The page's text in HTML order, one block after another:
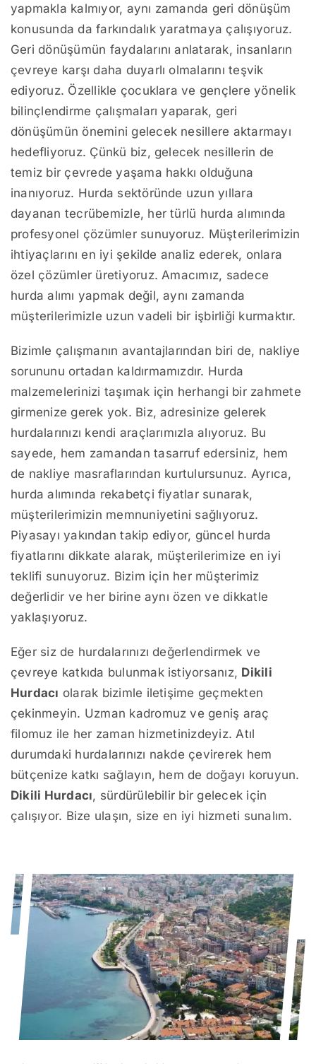
yapmakla kalmıyor, aynı zamanda geri dönüşüm
konusunda da farkındalık yaratmaya çalışıyoruz.
Geri dönüşümün faydalarını anlatarak, insanların
çevreye karşı daha duyarlı olmalarını teşvik
ediyoruz. Özellikle çocuklara ve gençlere yönelik
bilinçlendirme çalışmaları yaparak, geri
dönüşümün önemini gelecek nesillere aktarmayı
hedefliyoruz. Çünkü biz, gelecek nesillerin de
temiz bir çevrede yaşama hakkı olduğuna
inanıyoruz. Hurda sektöründe uzun yıllara
dayanan tecrübemizle, her türlü hurda alımında
profesyonel çözümler sunuyoruz. Müşterilerimizin
ihtiyaçlarını en iyi şekilde analiz ederek, onlara
özel çözümler üretiyoruz. Amacımız, sadece
hurda alımı yapmak değil, aynı zamanda
müşterilerimizle uzun vadeli bir işbirliği kurmaktır.
Bizimle çalışmanın avantajlarından biri de, nakliye
sorununu ortadan kaldırmamızdır. Hurda
malzemelerinizi taşımak için herhangi bir zahmete
girmenize gerek yok. Biz, adresinize gelerek
hurdalarınızı kendi araçlarımızla alıyoruz. Bu
sayede, hem zamandan tasarruf edersiniz, hem
de nakliye masraflarından kurtulursunuz. Ayrıca,
hurda alımında rekabetçi fiyatlar sunarak,
müşterilerimizin memnuniyetini sağlıyoruz.
Piyasayı yakından takip ediyor, güncel hurda
fiyatlarını dikkate alarak, müşterilerimize en iyi
teklifi sunuyoruz. Bizim için her müşterimiz
değerlidir ve her birine aynı özen ve dikkatle
yaklaşıyoruz.
Eğer siz de hurdalarınızı değerlendirmek ve
çevreye katkıda bulunmak istiyorsanız, Dikili
Hurdacı olarak bizimle iletişime geçmekten
çekinmeyin. Uzman kadromuz ve geniş araç
filomuz ile her zaman hizmetinizdeyiz. Atıl
durumdaki hurdalarınızı nakde çevirerek hem
bütçenize katkı sağlayın, hem de doğayı koruyun.
Dikili Hurdacı, sürdürülebilir bir gelecek için
çalışıyor. Bize ulaşın, size en iyi hizmeti sunalım.